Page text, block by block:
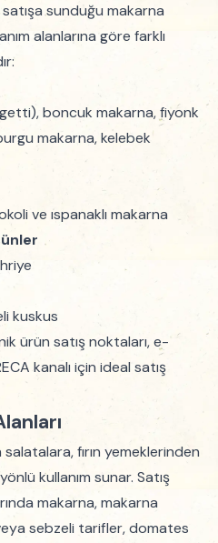
sunduğu makarna
alanlarına göre farklı
boncuk makarna, fiyonk
makarna, kelebek
ve ıspanaklı makarna
kuskus
ürün satış noktaları, e-
kanalı için ideal satış
fırın yemeklerinden
kullanım sunar. Satış
makarna, makarna
sebzeli tarifler, domates